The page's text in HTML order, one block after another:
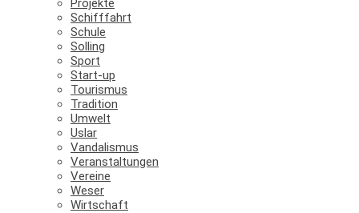
Schifffahrt
Schule
Solling
Sport
Start-up
Tourismus
Tradition
Umwelt
Uslar
Vandalismus
Veranstaltungen
Vereine
Weser
Wirtschaft